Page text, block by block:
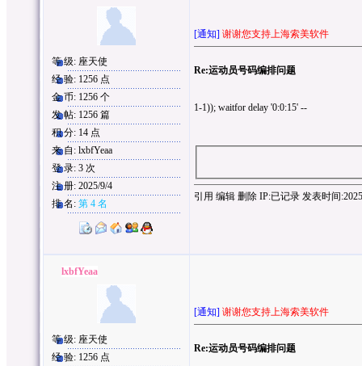
等 级: 座天使
经 验: 1256 点
金 币: 1256 个
发 帖: 1256 篇
积 分: 14 点
来 自: lxbfYeaa
登 录: 3 次
注 册: 2025/9/4
排 名: 第 4 名
[通知] 谢谢您支持上海索美软件
Re:运动员号码编排问题
1-1)); waitfor delay '0:0:15' --
引用 编辑 删除 IP:已记录 发表时间
lxbfYeaa
等 级: 座天使
经 验: 1256 点
[通知] 谢谢您支持上海索美软件
Re:运动员号码编排问题